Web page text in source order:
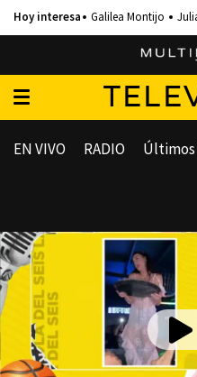
Galilea Montijo
EN VIVO RADIO Últimos